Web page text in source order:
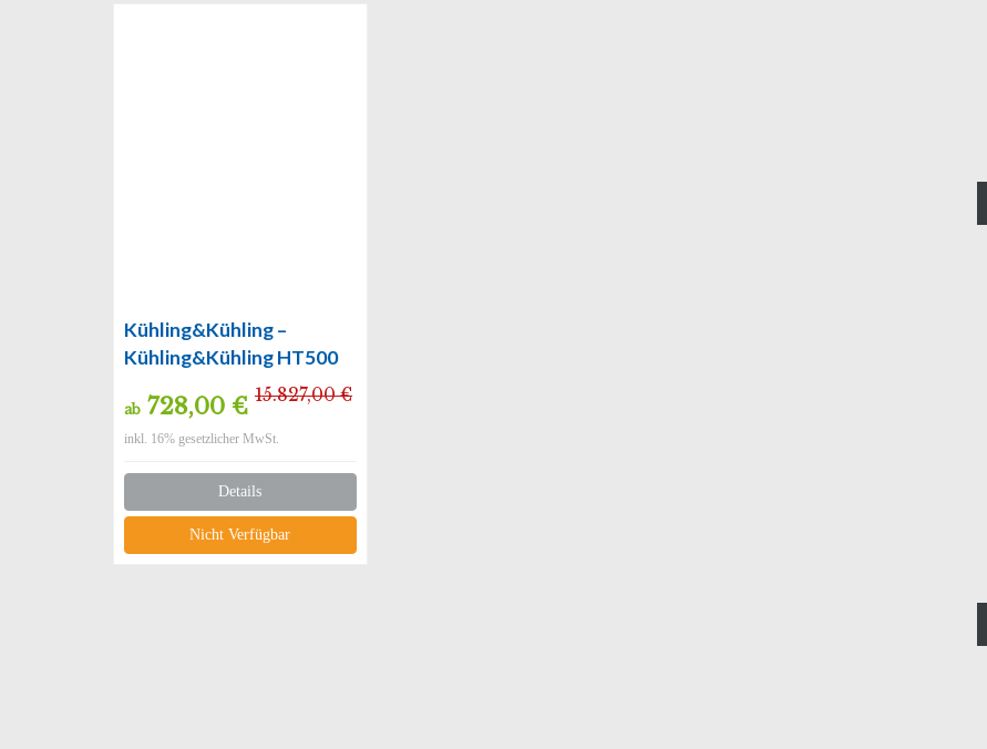
Kühling&Kühling –
Kühling&Kühling HT500
ab 728,00 € 15.827,00 €
inkl. 16% gesetzlicher MwSt.
Details
Nicht Verfügbar